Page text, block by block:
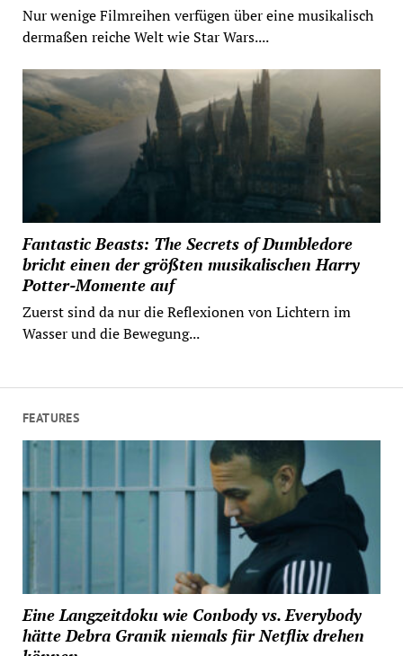
Nur wenige Filmreihen verfügen über eine musikalisch
dermaßen reiche Welt wie Star Wars....
Fantastic Beasts: The Secrets of Dumbledore
bricht einen der größten musikalischen Harry
Potter-Momente auf
Zuerst sind da nur die Reflexionen von Lichtern im
Wasser und die Bewegung...
FEATURES
Eine Langzeitdoku wie Conbody vs. Everybody
hätte Debra Granik niemals für Netflix drehen